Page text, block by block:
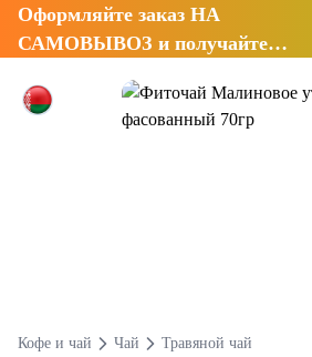
Оформляйте заказ НА
САМОВЫВОЗ и получайте
Кофе и чай Чай Травяной чай